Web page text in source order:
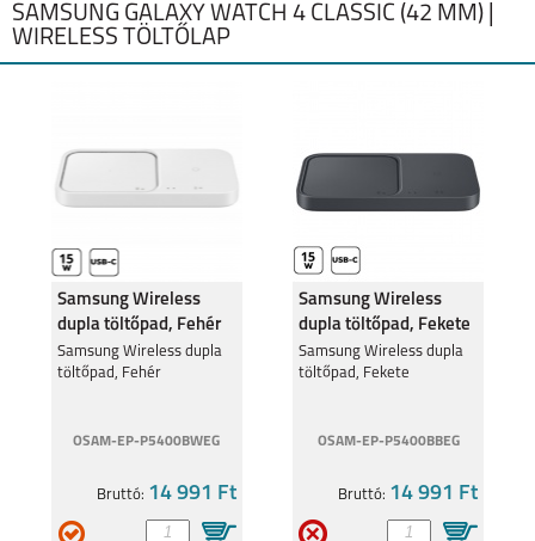
SAMSUNG GALAXY
SAMSUNG GALAXY
SAMSUNG GALAXY WATCH 4 CLASSIC (42 MM) |
WIRELESS TÖLTŐLAP
Samsung Wireless
dupla töltőpad, Fehér
Samsung Wireless dupla
töltőpad, Fehér
OSAM-EP-P5400BWEG
Bruttó: 14 991 Ft
Samsung Wireless
dupla töltőpad, Fekete
Samsung Wireless dupla
töltőpad, Fekete
OSAM-EP-P5400BBEG
Bruttó: 14 991 Ft